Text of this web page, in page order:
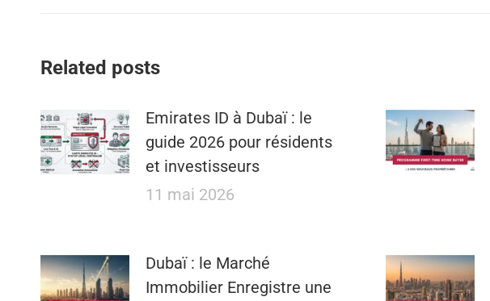
Related posts
Emirates ID à Dubaï : le
guide 2026 pour résidents
et investisseurs
11 mai 2026
Dubaï : le Marché
Immobilier Enregistre une